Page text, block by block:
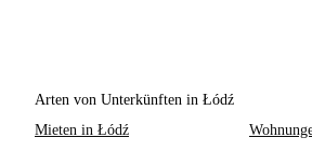
Arten von Unterkünften in Łódź
Mieten in Łódź